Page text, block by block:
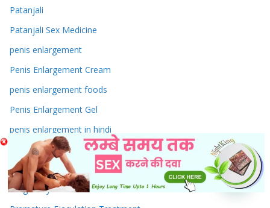
Patanjali
Patanjali Sex Medicine
penis enlargement
Penis Enlargement Cream
penis enlargement foods
Penis Enlargement Gel
penis enlargement in hindi
periods delay
Piles Treatment
Pregnancy